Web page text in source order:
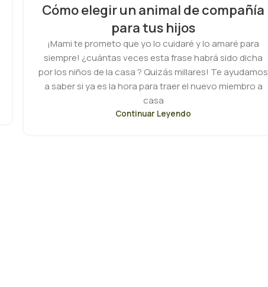
Cómo elegir un animal de compañía
para tus hijos
¡Mami te prometo que yo lo cuidaré y lo amaré para
siempre! ¿cuántas veces esta frase habrá sido dicha
por los niños de la casa ? Quizás millares! Te ayudamos
a saber si ya es la hora para traer el nuevo miembro a
casa
Continuar Leyendo